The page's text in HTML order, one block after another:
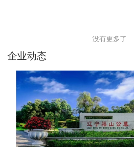
没有更多了
企业动态